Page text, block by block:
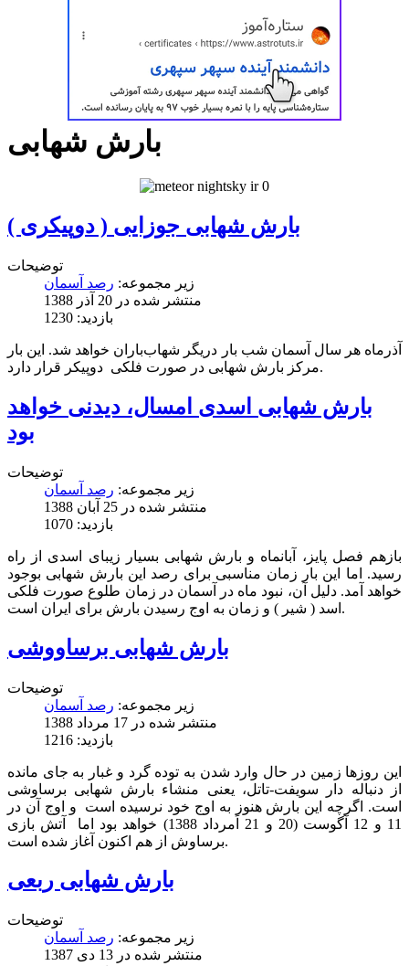
بارش شهابی
بارش شهابی جوزایی ( دوپیکری )
توضیحات
زیر مجموعه: رصد آسمان
منتشر شده در 20 آذر 1388
بازدید: 1230
آذرماه هر سال آسمان شب بار دریگر شهاب‌باران خواهد شد. این بار
مرکز بارش شهابی در صورت فلکی دوپیکر قرار دارد.
بارش شهابی اسدی امسال، دیدنی خواهد
بود
توضیحات
زیر مجموعه: رصد آسمان
منتشر شده در 25 آبان 1388
بازدید: 1070
بازهم فصل پایز، آبانماه و بارش شهابی بسیار زیبای اسدی از راه
رسید. اما این بار زمان مناسبی برای رصد این بارش شهابی بوجود
خواهد آمد. دلیل آن، نبود ماه در آسمان در زمان طلوع صورت فلکی
اسد ( شیر ) و زمان به اوج رسیدن بارش برای ایران است.
بارش شهابی برساووشی
توضیحات
زیر مجموعه: رصد آسمان
منتشر شده در 17 مرداد 1388
بازدید: 1216
این روزها زمین در حال وارد شدن به توده گرد و غبار به جای مانده
از دنباله دار سویفت-تاتل، یعنی منشاء بارش شهابی برساوشی
است. اگرچه این بارش هنوز به اوج خود نرسیده است و اوج آن در
11 و 12 آگوست (20 و 21 اَمرداد 1388) خواهد بود اما آتش بازی
برساوش از هم اکنون آغاز شده است.
بارش شهابی ربعی
توضیحات
زیر مجموعه: رصد آسمان
منتشر شده در 13 دی 1387